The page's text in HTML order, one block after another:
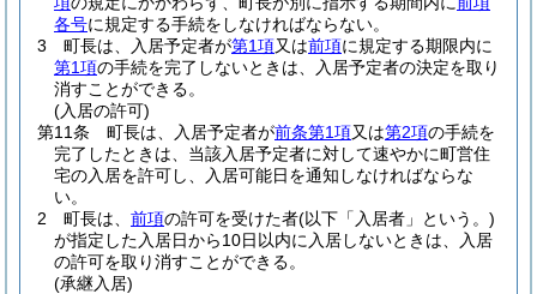
各号に規定する手続をしなければならない。
3
町長は、入居予定者が第1項又は前項に規定する期限内に
第1項の手続を完了しないときは、入居予定者の決定を取り
消すことができる。
(入居の許可)
第11条
町長は、入居予定者が前条第1項又は第2項の手続を
完了したときは、当該入居予定者に対して速やかに町営住
宅の入居を許可し、入居可能日を通知しなければならな
い。
2
町長は、 前項の許可を受けた者(以下「入居者」という。)
が指定した入居日から10日以内に入居しないときは、入居
の許可を取り消すことができる。
(承継入居)